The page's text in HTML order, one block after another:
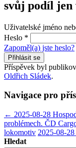
svůj podíl jen
Uživatelské jméno
Heslo *
Zapoměl(a) jste heslo?
Přihlásit se
Příspěvek byl
Oldřich Sládek.
Navigace pro
← 2025-08-28
problémech. ČD
lokomotiv 2025-08-
Hledat